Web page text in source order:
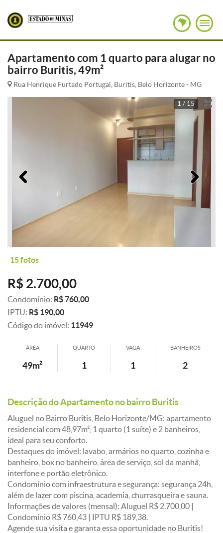
Apartamento com 1 quarto para alugar no
bairro Buritis, 49m²
Rua Henrique Furtado Portugal, Buritis, Belo Horizonte - MG
1 / 15
15 fotos
R$ 2.700,00
Condomínio: R$ 760,00
IPTU: R$ 190,00
Código do imóvel: 11949
ÁREA
49m²
QUARTO
1
VAGA
1
BANHEIROS
2
Descrição do Apartamento no bairro Buritis
Aluguel no Bairro Buritis, Belo Horizonte/MG: apartamento
residencial com 48,97m², 1 quarto (1 suíte) e 2 banheiros,
ideal para seu conforto.
Destaques do imóvel: lavabo, armários no quarto, cozinha e
banheiro, box no banheiro, área de serviço, sol da manhã,
interfone e portão eletrônico.
Condomínio com infraestrutura e segurança: segurança 24h,
além de lazer com piscina, academia, churrasqueira e sauna.
Informações de valores (mensal): Aluguel R$ 2.700,00 |
Condomínio R$ 760,43 | IPTU R$ 189,38.
Agende sua visita e garanta essa oportunidade no Buritis!